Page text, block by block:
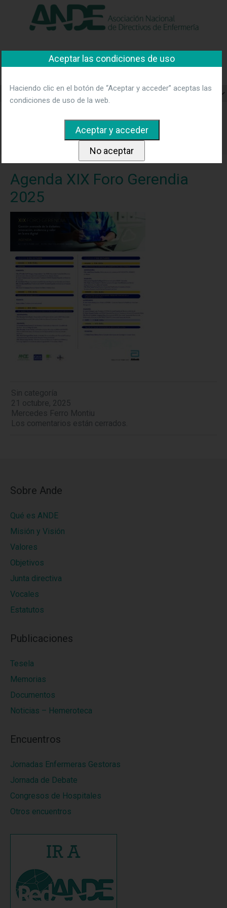
"Ver política"
Asociación Nacional de
Directivos de Enfermería
la diabetes: innovación, evidencia y valor en la era digital.
Madrid- 16 y 17 de octubre 2025Agenda XIX Foro Gerendia
Agenda XIX Foro Gerendia
2025
Sin categoría
21 octubre, 2025
Mercedes Ferro Montiu
Los comentarios están cerrados.
Sobre Ande
Qué es ANDE
Misión y Visión
Valores
Objetivos
Junta directiva
Vocales
Estatutos
Publicaciones
Tesela
Memorias
Documentos
Noticias – Hemeroteca
Encuentros
Jornadas Enfermeras Gestoras
Jornada de Debate
Congresos de Hospitales
Otros encuentros
Aceptar las condiciones de uso
Haciendo clic en el botón de “Aceptar y acceder” aceptas las
condiciones de uso de la web.